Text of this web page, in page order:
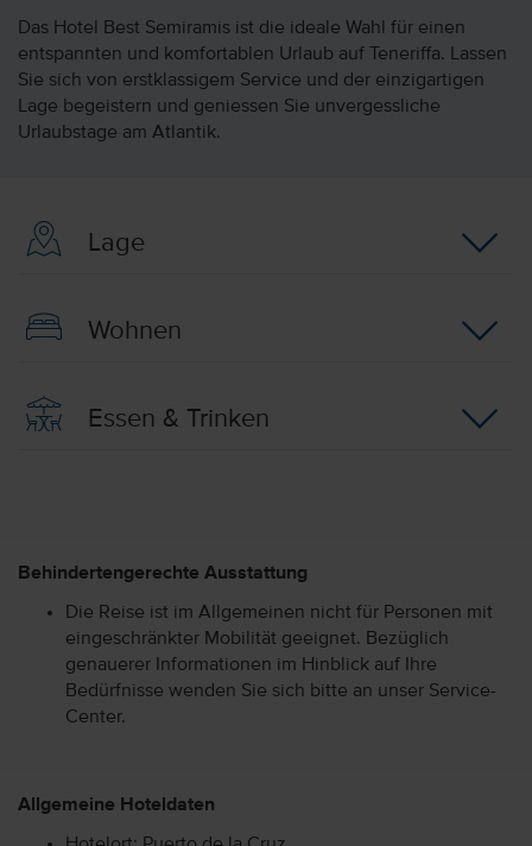
Das Hotel Best Semiramis ist die ideale Wahl für einen
entspannten und komfortablen Urlaub auf Teneriffa. Lassen
Sie sich von erstklassigem Service und der einzigartigen
Lage begeistern und geniessen Sie unvergessliche
Urlaubstage am Atlantik.
Lage
Wohnen
Essen & Trinken
Behindertengerechte Ausstattung
Die Reise ist im Allgemeinen nicht für Personen mit
eingeschränkter Mobilität geeignet. Bezüglich
genauerer Informationen im Hinblick auf Ihre
Bedürfnisse wenden Sie sich bitte an unser Service-
Center.
Allgemeine Hoteldaten